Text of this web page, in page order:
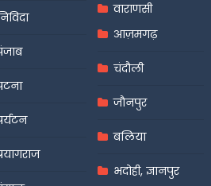
वाराणसी
आज़मगढ़
चंदौली
जौनपुर
बलिया
भदोही, ज्ञानपुर